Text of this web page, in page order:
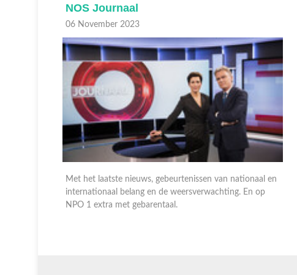
NOS Journaal
06 November 2023
Met het laatste nieuws, gebeurtenissen van nationaal en
internationaal belang en de weersverwachting. En op
NPO 1 extra met gebarentaal.